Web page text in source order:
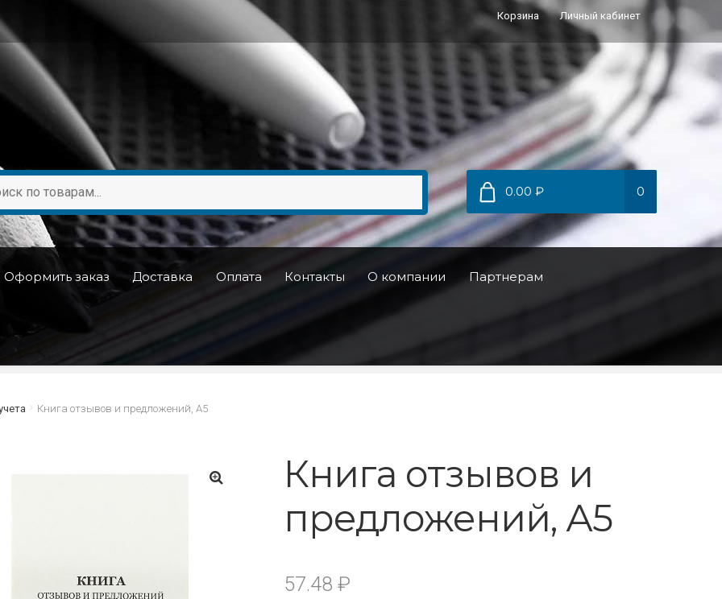
Корзина Личный кабинет
0.00 ₽ 0
Оформить заказ Доставка Оплата Контакты О компании Партнерам
Книга отзывов и предложений, А5
Книга отзывов и
предложений, А5
57.48₽